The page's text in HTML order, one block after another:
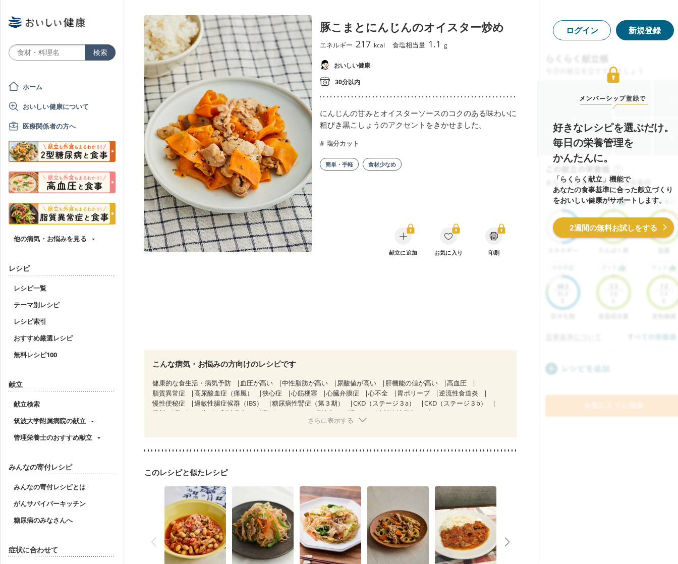
ホーム
おいしい健康について
医療関係者の方へ
他の病気・お悩みを見る
レシピ
レシピ一覧
テーマ別レシピ
レシピ索引
おすすめ厳選レシピ
無料レシピ100
献立
献立検索
筑波大学附属病院の献立
管理栄養士のおすすめ献立
みんなの寄付レシピ
みんなの寄付レシピとは
がんサバイバーキッチン
糖尿病のみなさんへ
症状に合わせて
豚こまとにんじんのオイスター炒め
エネルギー 217 kcal 食塩相当量 1.1 g
おいしい健康
30分以内
にんじんの甘みとオイスターソースのコクのある味わいに
粗びき黒こしょうのアクセントをきかせました。
塩分カット
簡単・手軽 食材少なめ
献立に追加 お気に入り 印刷
こんな病気・お悩みの方向けのレシピです
健康的な食生活・病気予防 血圧が高い 中性脂肪が高い 尿酸値が高い 肝機能の値が高い
高血圧
脂質異常症
高尿酸血症（痛風） 狭心症 心筋梗塞 心臓弁膜症 心不全 胃ポリープ
逆流性食道炎
慢性便秘症
過敏性腸症候群（IBS） 糖尿病性腎症（第３期） CKD（ステージ３a）
CKD（ステージ３b）
透析
乳がん（抗がん剤治療中） 乳がん（ホルモン療法中）
乳がん（放射線治療中）
飲み込みにくい 消化不良
産後（ミルク）
骨折 骨粗しょう症 関節リウマチ フレイル（年齢に合わせた体作り）
低栄養予防
さらに表示する
このレシピと似たレシピ
ログイン 新規登録
好きなレシピを選ぶだけ。
毎日の栄養管理を
かんたんに。
「らくらく献立」機能で
あなたの食事基準に合った献立づくり
をおいしい健康がサポートします。
2週間の無料お試しをする